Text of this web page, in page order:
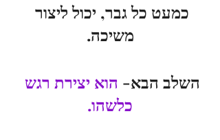
כמעט כל גבר, יכול ליצור
משיכה.
השלב הבא- הוא יצירת רגש
כלשהו.